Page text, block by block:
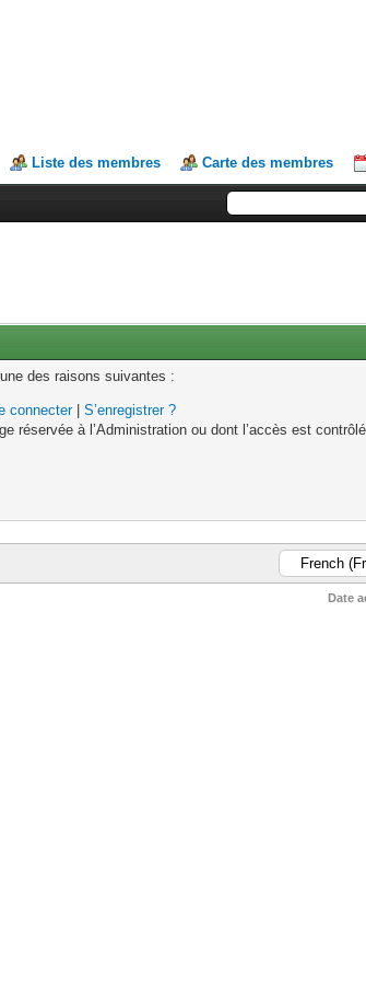
Liste des membres Carte des membres
des raisons suivantes :
connecter|S’enregistrer ?
réservée à l’Administration ou dont l’accès est
Date